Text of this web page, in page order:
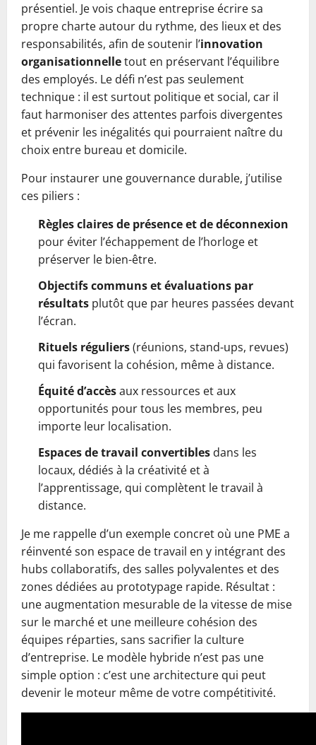
présentiel. Je vois chaque entreprise écrire sa
propre charte autour du rythme, des lieux et des
responsabilités, afin de soutenir l’innovation
organisationnelletout en préservant l’équilibre
des employés. Le défi n’est pas seulement
technique : il est surtout politique et social, car il
faut harmoniser des attentes parfois divergentes
et prévenir les inégalités qui pourraient naître du
choix entre bureau et domicile.
Pour instaurer une gouvernance durable, j’utilise
ces piliers :
Règles claires de présence et de déconnexion
pour éviter l’échappement de l’horloge et
préserver le bien-être.
Objectifs communs et évaluations par
résultats plutôt que par heures passées devant
l’écran.
Rituels réguliers(réunions, stand-ups, revues)
qui favorisent la cohésion, même à distance.
Équité d’accèsaux ressources et aux
opportunités pour tous les membres, peu
importe leur localisation.
Espaces de travail convertibles dans les
locaux, dédiés à la créativité et à
l’apprentissage, qui complètent le travail à
distance.
Je me rappelle d’un exemple concret où une PME a
réinventé son espace de travail en y intégrant des
hubs collaboratifs, des salles polyvalentes et des
zones dédiées au prototypage rapide. Résultat :
une augmentation mesurable de la vitesse de mise
sur le marché et une meilleure cohésion des
équipes réparties, sans sacrifier la culture
d’entreprise. Le modèle hybride n’est pas une
simple option : c’est une architecture qui peut
devenir le moteur même de votre compétitivité.